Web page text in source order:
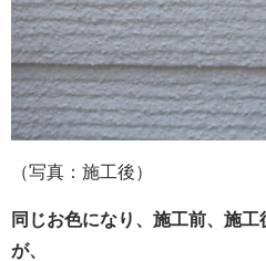
（写真：施工後）
同じお色になり、施工前、施
が、